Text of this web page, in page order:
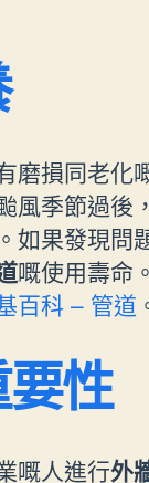
磨損同老化
風季節過後
如果發現問
嘅使用壽命
百科 – 管道
性
嘅人進行外